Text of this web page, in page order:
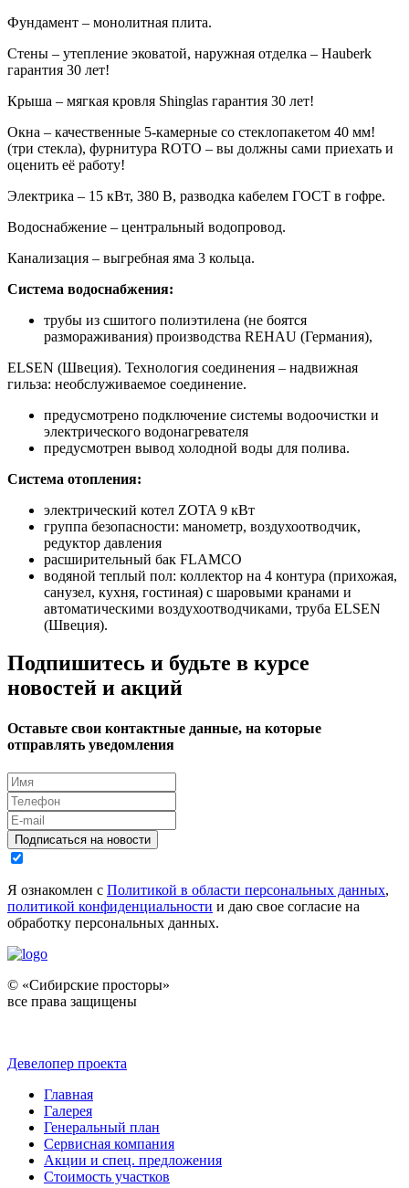
Фундамент – монолитная плита.
Стены – утепление эковатой, наружная отделка – Hauberk
гарантия 30 лет!
Крыша – мягкая кровля Shinglas гарантия 30 лет!
Окна – качественные 5-камерные со стеклопакетом 40 мм!
(три стекла), фурнитура ROTO – вы должны сами приехать и
оценить её работу!
Электрика – 15 кВт, 380 В, разводка кабелем ГОСТ в гофре.
Водоснабжение – центральный водопровод.
Канализация – выгребная яма 3 кольца.
Система водоснабжения:
трубы из сшитого полиэтилена (не боятся
размораживания) производства REHAU (Германия),
ELSEN (Швеция). Технология соединения – надвижная
гильза: необслуживаемое соединение.
предусмотрено подключение системы водоочистки и
электрического водонагревателя
предусмотрен вывод холодной воды для полива.
Система отопления:
электрический котел ZOTA 9 кВт
группа безопасности: манометр, воздухоотводчик,
редуктор давления
расширительный бак FLAMCO
водяной теплый пол: коллектор на 4 контура (прихожая,
санузел, кухня, гостиная) с шаровыми кранами и
автоматическими воздухоотводчиками, труба ELSEN
(Швеция).
Подпишитесь и будьте в курсе
новостей и акций
Оставьте свои контактные данные, на которые
отправлять уведомления
Подписаться на новости
Я ознакомлен с Политикой в области персональных данных,
политикой конфиденциальности и даю свое согласие на
обработку персональных данных.
© «Сибирские просторы»
все права защищены
Девелопер проекта
Главная
Галерея
Генеральный план
Сервисная компания
Акции и спец. предложения
Стоимость участков